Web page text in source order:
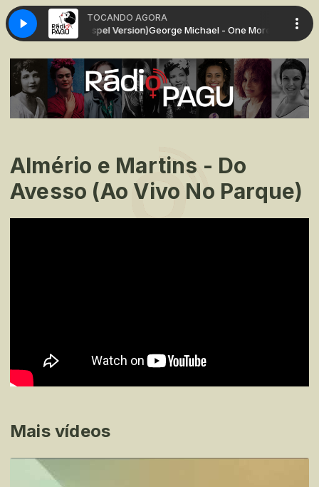
TOCANDO AGORA
More Try (live Gospel Version)George Michael - One More Try (live
Almério e Martins - Do
Avesso (Ao Vivo No Parque)
Mais vídeos